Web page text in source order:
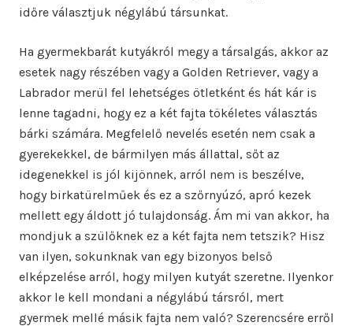
időre választjuk négylábú társunkat.
Ha gyermekbarát kutyákról megy a társalgás, akkor az
esetek nagy részében vagy a Golden Retriever, vagy a
Labrador merül fel lehetséges ötletként és hát kár is
lenne tagadni, hogy ez a két fajta tökéletes választás
bárki számára. Megfelelő nevelés esetén nem csak a
gyerekekkel, de bármilyen más állattal, sőt az
idegenekkel is jól kijönnek, arról nem is beszélve,
hogy birkatürelműek és ez a szőrnyúzó, apró kezek
mellett egy áldott jó tulajdonság. Ám mi van akkor, ha
mondjuk a szülőknek ez a két fajta nem tetszik? Hisz
van ilyen, sokunknak van egy bizonyos belső
elképzelése arról, hogy milyen kutyát szeretne. Ilyenkor
akkor le kell mondani a négylábú társról, mert
gyermek mellé másik fajta nem való? Szerencsére erről